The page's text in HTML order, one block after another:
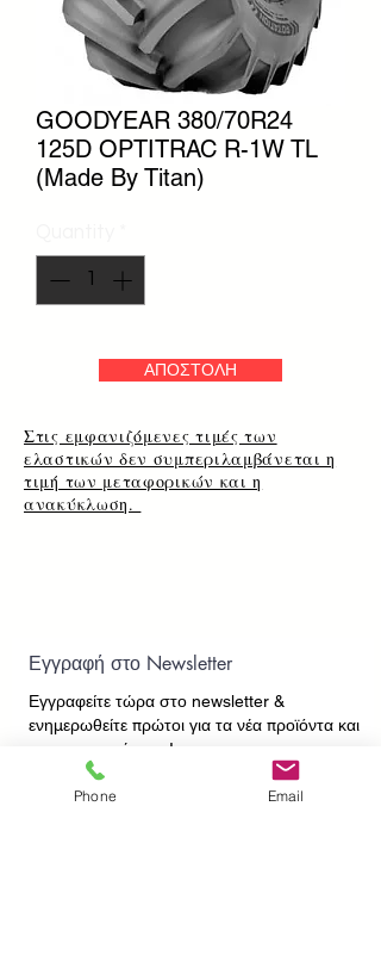
GOODYEAR 380/70R24
125D OPTITRAC R-1W TL
(Made By Titan)
ΑΠΟΣΤΟΛΗ
Στις εμφανιζόμενες τιμές των
ελαστικών δεν συμπεριλαμβάνεται η
τιμή των μεταφορικών και η
ανακύκλωση.
Εγγραφή στο Newsletter
Εγγραφείτε τώρα στο newsletter &
ενημερωθείτε πρώτοι για τα νέα προϊόντα και
τις προσφορές μας!
Phone Email